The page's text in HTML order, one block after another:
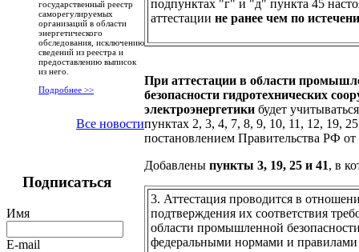
государственный реестр
саморегулируемых
организаций в области
энергетического
обследования, исключению
сведений из реестра и
предоставлению выписок
из него.
Подробнее >>
Все новости
Подписаться
Имя
E-mail
подпунктах "г" и "д" пункта 45
аттестации не ранее чем по
При аттестации в области
безопасности гидротехнических
электроэнергетики будет
пунктах 2, 3, 4, 7, 8, 9, 10, 11, 12, 19,
постановлением Правительства РФ
Добавлены пункты 3, 19, 25 и 41, в
3. Аттестация проводится в
подтверждения их соответствия
области промышленной
федеральными нормами и